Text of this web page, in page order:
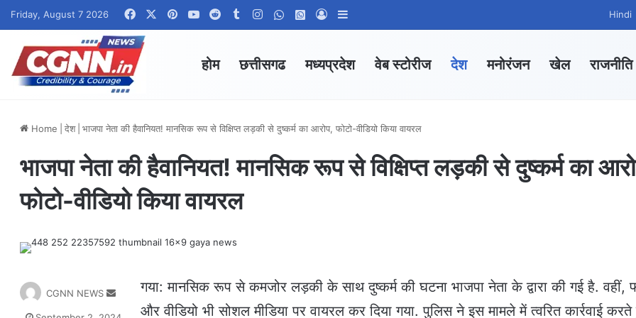
Friday, August 7 2026 FacebookPinterestYouTubeRedditTumblrInstagramWhatsApp Channel
WhatsApp Group
Log In Hindi
होम छत्तीसगढ मध्यप्रदेश वेब स्टोरीज देश मनोरंजन खेल राजनीति
Home देश भाजपा नेता की हैवानियत! मानसिक रूप से विक्षिप्त लड़की से दुष्कर्म का आरोप, फोटो-वीडियो किया वायरल
भाजपा नेता की हैवानियत! मानसिक रूप से विक्षिप्त लड़की से दुष्कर्म का
फोटो-वीडियो किया वायरल
गया: मानसिक रूप से कमजोर लड़की के साथ दुष्कर्म की घटना भाजपा नेता के द्वारा की गई है. वहीं,
और वीडियो भी सोशल मीडिया पर वायरल कर दिया गया. पुलिस ने इस मामले में त्वरित कार्रवाई करते
CGNN NEWS